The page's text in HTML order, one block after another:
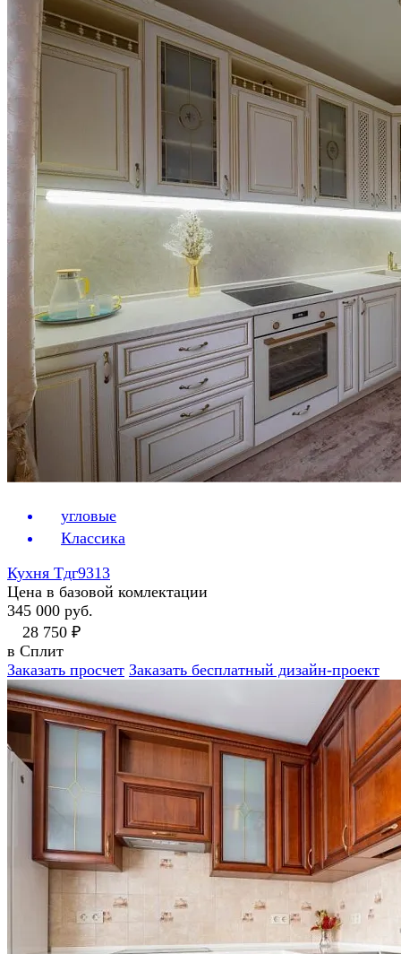
угловые
Классика
Кухня Тдг9313
Цена в базовой комлектации
345 000 руб.
28 750 ₽
в Сплит
Заказать просчет Заказать бесплатный дизайн-проект